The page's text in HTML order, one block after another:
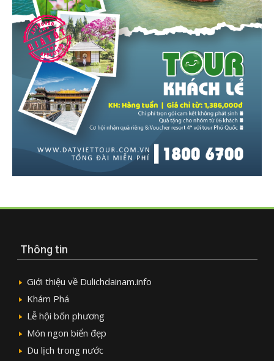
Thông tin
Giới thiệu về Dulichdainam.info
Khám Phá
Lễ hội bốn phương
Món ngon biển đẹp
Du lịch trong nước